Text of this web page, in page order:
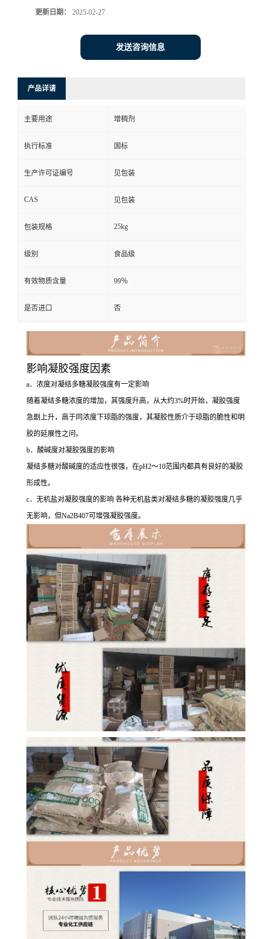
更新日期： 2025-02-27
发送咨询信息
产品详请
主要用途 增稠剂
执行标准 国标
生产许可证编号 见包装
CAS 见包装
包装规格 25kg
级别 食品级
有效物质含量 99％
是否进口 否
影响凝胶强度因素
a．浓度对凝结多糖凝胶强度有一定影响
随着凝结多糖浓度的增加，其强度升高，从大约3%时开始，凝胶强度
急剧上升，高于同浓度下琼脂的强度，其凝胶性质介于琼脂的脆性和明
胶的延展性之问。
b．酸碱度对凝胶强度的影响
凝结多糖对酸碱度的适应性很强，在pH2～10范围内都具有良好的凝胶
形成性。
c．无机盐对凝胶强度的影响 各种无机盐类对凝结多糖的凝胶强度几乎
无影响，但Na2B407可增强凝胶强度。